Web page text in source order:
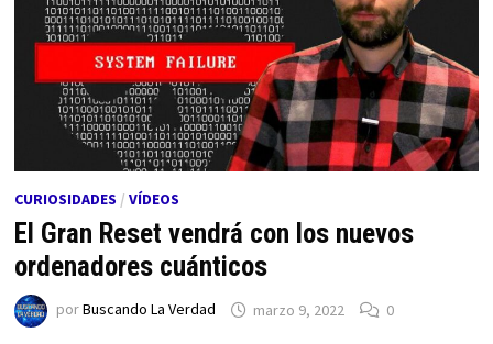
CURIOSIDADES / VÍDEOS
El Gran Reset vendrá con los nuevos
ordenadores cuánticos
porBuscando La Verdad marzo 9, 2022 0